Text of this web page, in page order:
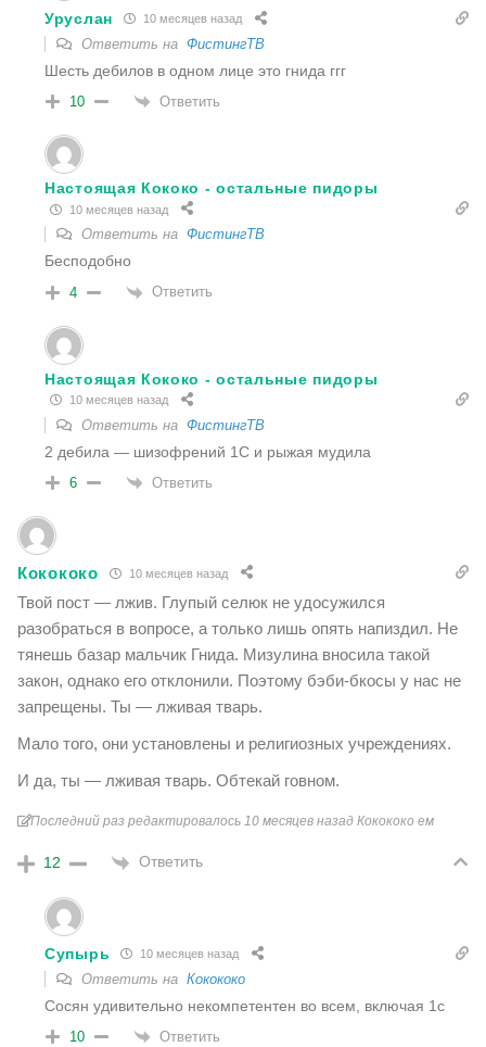
Уруслан 10 месяцев назад
Ответить на ФистингТВ
Шесть дебилов в одном лице это гнида ггг
10 Ответить
Настоящая Кококо - остальные пидоры
10 месяцев назад
Ответить на ФистингТВ
Бесподобно
4 Ответить
Настоящая Кококо - остальные пидоры
10 месяцев назад
Ответить на ФистингТВ
2 дебила — шизофрений 1С и рыжая мудила
6 Ответить
Кокококо 10 месяцев назад
Твой пост — лжив. Глупый селюк не удосужился
разобраться в вопросе, а только лишь опять напиздил. Не
тянешь базар мальчик Гнида. Мизулина вносила такой
закон, однако его отклонили. Поэтому бэби-бкосы у нас не
запрещены. Ты — лживая тварь.
Мало того, они установлены и религиозных учреждениях.
И да, ты — лживая тварь. Обтекай говном.
Последний раз редактировалось 10 месяцев назад Кокококо ем
12 Ответить
Супырь 10 месяцев назад
Ответить на Кокококо
Сосян удивительно некомпетентен во всем, включая 1с
10 Ответить